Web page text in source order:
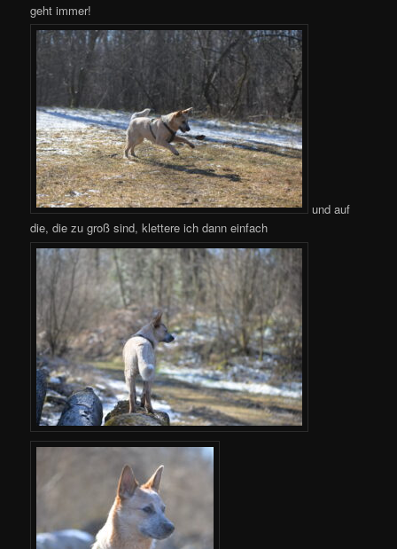
geht immer!
und auf
die, die zu groß sind, klettere ich dann einfach